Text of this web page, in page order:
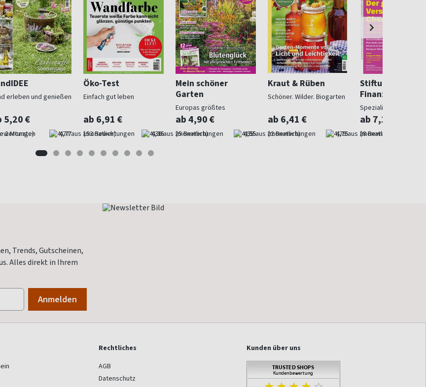
erleben und genießen
5,20 €
2 Monate) 4,77
Öko-Test
Einfach gut leben
ab 6,91 €
(monatlich) 4,36
Mein schöner
Garten
Europas größtes
Gartenmagazin
ab 4,90 €
(monatlich) 4,55
Kraut & Rüben
Schöner. Wilder. Biogarten
ab 6,41 €
(monatlich) 4,75
Stiftung
Finanzen
Spezialist in
ab 7,10 €
(monatlich)
Trends, Gutscheinen,
Alles direkt in Ihrem
Rechtliches
AGB
Datenschutz
Kunden über uns